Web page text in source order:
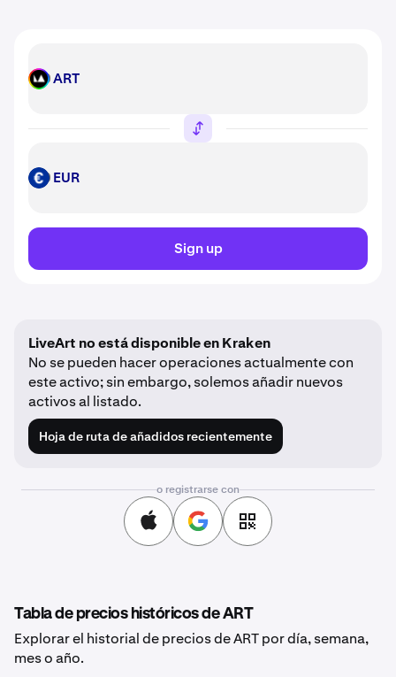
ART ART
EUR EUR
Sign up
LiveArt no está disponible en Kraken
No se pueden hacer operaciones actualmente con
este activo; sin embargo, solemos añadir nuevos
activos al listado.
Hoja de ruta de añadidos recientemente
o registrarse con
Tabla de precios históricos de ART
Explorar el historial de precios de ART por día, semana,
mes o año.